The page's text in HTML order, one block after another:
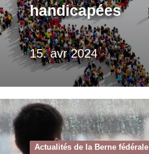
15. avr 2024
handicapées
Actualités de la Berne fédérale